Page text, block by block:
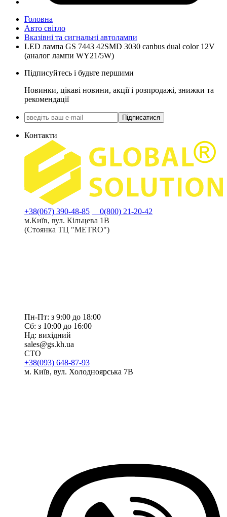
Головна
Авто світло
Вказівні та сигнальні автолампи
LED лампа GS 7443 42SMD 3030 canbus dual color 12V
(аналог лампи WY21/5W)
Підписуйтесь і будьте першими
Новинки, цікаві новини, акції і розпродажі, знижки та
рекомендації
Підписатися
Контакти
+38(067) 390-48-85
0(800) 21-20-42
м.Київ, вул. Кільцева 1В
(Стоянка ТЦ "METRO")
Пн-Пт: з 9:00 до 18:00
Сб: з 10:00 до 16:00
Нд: вихідний
sales@gs.kh.ua
СТО
+38(093) 648-87-93
м. Київ, вул. Холодноярська 7В